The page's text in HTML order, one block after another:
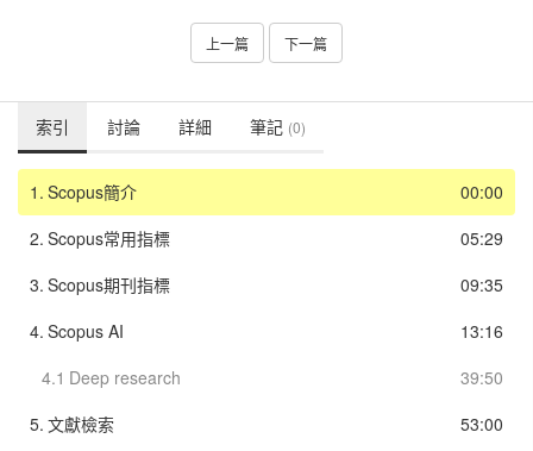
上一篇 下一篇
索引 討論 詳細 筆記 (0)
00:00
1. Scopus簡介
05:29
2. Scopus常用指標
09:35
3. Scopus期刊指標
13:16
4. Scopus AI
39:50
4.1 Deep research
53:00
5. 文獻檢索